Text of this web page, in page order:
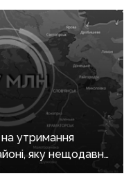
утримання
яку нещодавно